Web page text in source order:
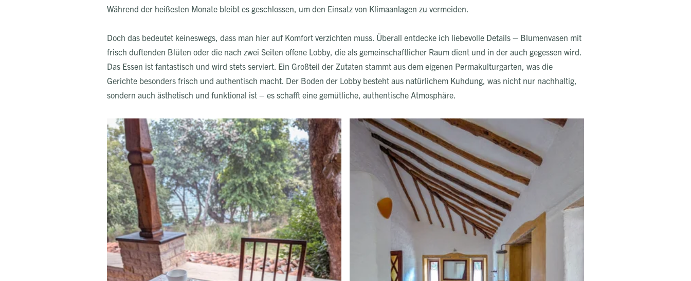
Während der heißesten Monate bleibt es geschlossen, um den Einsatz von Klimaanlagen zu vermeiden.
Doch das bedeutet keineswegs, dass man hier auf Komfort verzichten muss. Überall entdecke ich liebevolle Details – Blumenvasen mit
frisch duftenden Blüten oder die nach zwei Seiten offene Lobby, die als gemeinschaftlicher Raum dient und in der auch gegessen wird.
Das Essen ist fantastisch und wird stets serviert. Ein Großteil der Zutaten stammt aus dem eigenen Permakulturgarten, was die
Gerichte besonders frisch und authentisch macht. Der Boden der Lobby besteht aus natürlichem Kuhdung, was nicht nur nachhaltig,
sondern auch ästhetisch und funktional ist – es schafft eine gemütliche, authentische Atmosphäre.